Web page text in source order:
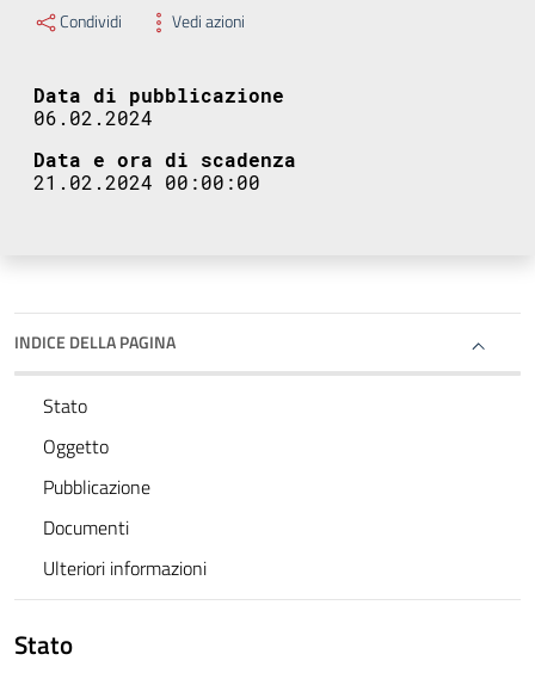
Condividi Vedi azioni
Data di pubblicazione
06.02.2024
Data e ora di scadenza
21.02.2024 00:00:00
INDICE DELLA PAGINA
Stato
Oggetto
Pubblicazione
Documenti
Ulteriori informazioni
Stato